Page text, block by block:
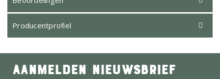
Producentprofiel
AANMELDEN NIEUWSBRIEF